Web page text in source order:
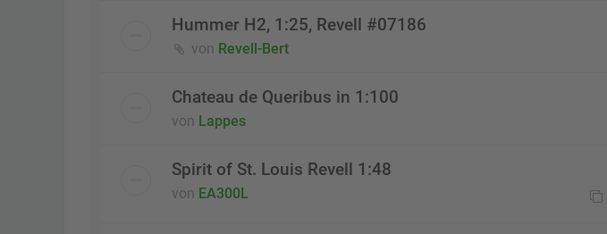
Hummer H2, 1:25, Revell #07186
von Revell-Bert
Chateau de Queribus in 1:100
von Lappes
Spirit of St. Louis Revell 1:48
von EA300L